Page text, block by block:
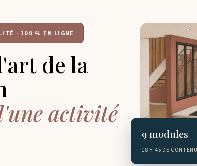
· 100 % EN LIGNE
de la
activité
9modules
18 H 45 DE CONTENU